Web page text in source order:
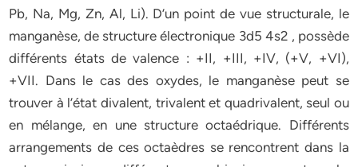
Pb, Na, Mg, Zn, Al, Li). D’un point de vue structurale, le
manganèse, de structure électronique 3d5 4s2 , possède
différents états de valence : +II, +III, +IV, (+V, +VI),
+VII. Dans le cas des oxydes, le manganèse peut se
trouver à l’état divalent, trivalent et quadrivalent, seul ou
en mélange, en une structure octaédrique. Différents
arrangements de ces octaèdres se rencontrent dans la